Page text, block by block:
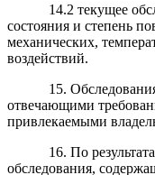
14.2 текущее
состояния и степень
механических,
воздействий.
15.
отвечающими
привлекаемыми
16. По
обследования,